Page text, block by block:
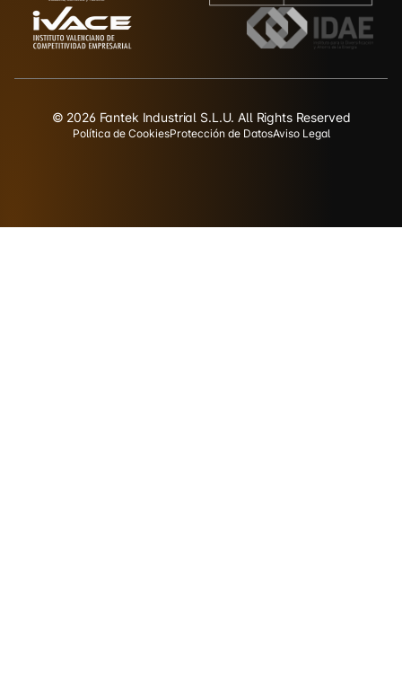
© 2026 Fantek Industrial S.L.U. All Rights Reserved
Política de CookiesProtección de DatosAviso Legal